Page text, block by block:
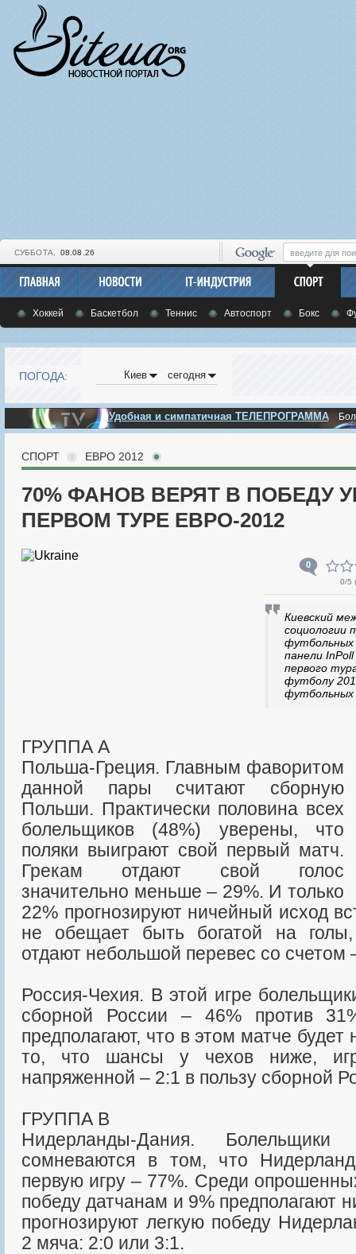
СУББОТА, 08.08.26
Хоккей Баскетбол Теннис Автоспорт Бокс
ПОГОДА: Киев сегодня
Удобная и симпатичная ТЕЛЕПРОГРАММА
СПОРТ ЕВРО 2012
70% ФАНОВ ВЕРЯТ В ПОБЕДУ
ПЕРВОМ ТУРЕ ЕВРО-2012
0
0/5 (
Киевский
социологии
футбольных
панели
первого
футболу
футбольных
ГРУППА А
Польша-Греция. Главным фаворитом
данной пары считают сборную
Польши. Практически половина всех
болельщиков (48%) уверены, что
поляки выиграют свой первый матч.
Грекам отдают свой голос
значительно меньше – 29%. И только
22% прогнозируют ничейный исход
не обещает быть богатой на
отдают небольшой перевес со счетом
Россия-Чехия. В этой игре
сборной России – 46% против
предполагают, что в этом матче
то, что шансы у чехов ниже,
напряженной – 2:1 в пользу сборной
ГРУППА В
Нидерланды-Дания. Болельщики
сомневаются в том, что
первую игру – 77%. Среди
победу датчанам и 9% предполагают
прогнозируют легкую победу
2 мяча: 2:0 или 3:1.